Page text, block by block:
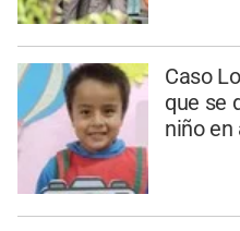
Caso
que se
niño